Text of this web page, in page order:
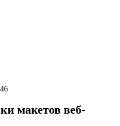
макетов веб-